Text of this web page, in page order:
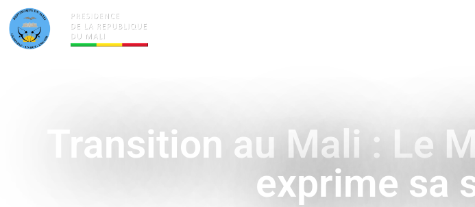
Transition au Mali : Le
exprime sa